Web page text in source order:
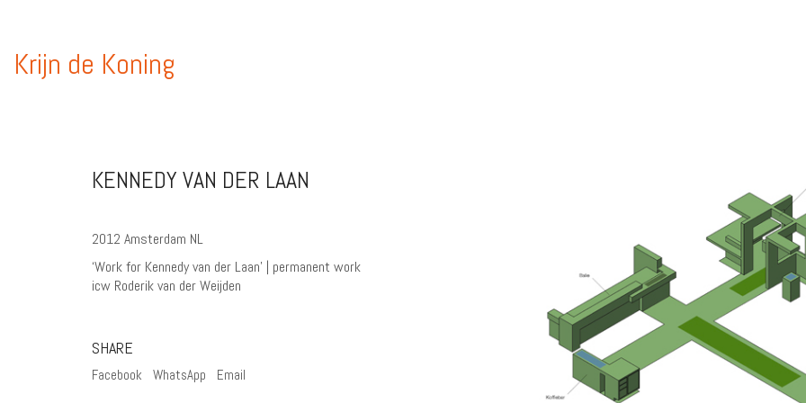
Krijn de Koning
KENNEDY VAN DER LAAN
2012 Amsterdam NL
‘Work for Kennedy van der Laan’ | permanent work
icw Roderik van der Weijden
SHARE
Facebook WhatsApp Email